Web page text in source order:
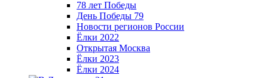
78 лет Победы
День Победы 79
Новости регионов России
Ёлки 2022
Открытая Москва
Ёлки 2023
Ёлки 2024